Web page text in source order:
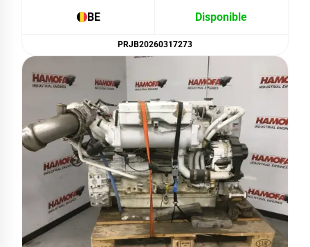
BE Disponible
PRJB20260317273